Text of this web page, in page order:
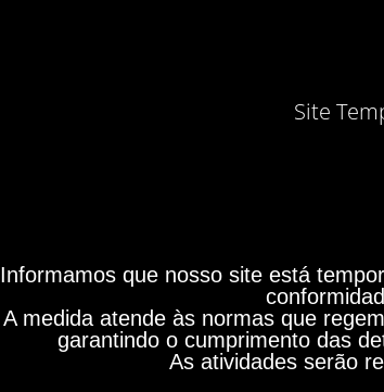
Site
Informamos que nosso site está
A medida atende às normas que
garantindo o cumprimento das
As atividades serão